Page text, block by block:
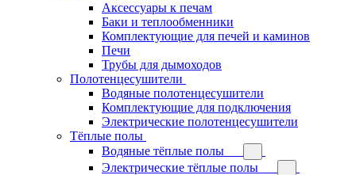
Аксессуары к печам
Баки и теплообменники
Комплектующие для печей и каминов
Печи
Трубы для дымоходов
Полотенцесушители
Водяные полотенцесушители
Комплектующие для подключения
Электрические полотенцесушители
Тёплые полы
Водяные тёплые полы
Электрические тёплые полы